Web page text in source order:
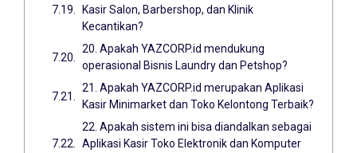
Kasir Salon, Barbershop, dan Klinik
Kecantikan?
20. Apakah YAZCORP.id mendukung
operasional Bisnis Laundry dan Petshop?
21. Apakah YAZCORP.id merupakan Aplikasi
Kasir Minimarket dan Toko Kelontong Terbaik?
22. Apakah sistem ini bisa diandalkan sebagai
Aplikasi Kasir Toko Elektronik dan Komputer